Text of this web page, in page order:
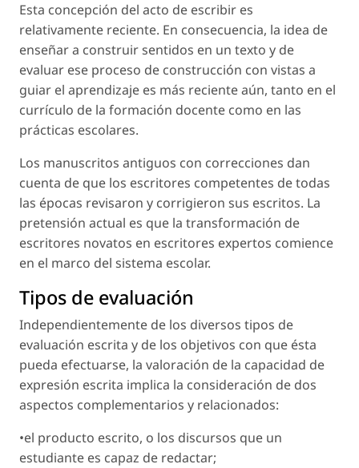
Esta concepción del acto de escribir es
relativamente reciente. En consecuencia, la idea de
enseñar a construir sentidos en un texto y de
evaluar ese proceso de construcción con vistas a
guiar el aprendizaje es más reciente aún, tanto en el
currículo de la formación docente como en las
prácticas escolares.
Los manuscritos antiguos con correcciones dan
cuenta de que los escritores competentes de todas
las épocas revisaron y corrigieron sus escritos. La
pretensión actual es que la transformación de
escritores novatos en escritores expertos comience
en el marco del sistema escolar.
Tipos de evaluación
Independientemente de los diversos tipos de
evaluación escrita y de los objetivos con que ésta
pueda efectuarse, la valoración de la capacidad de
expresión escrita implica la consideración de dos
aspectos complementarios y relacionados:
•el producto escrito, o los discursos que un
estudiante es capaz de redactar;